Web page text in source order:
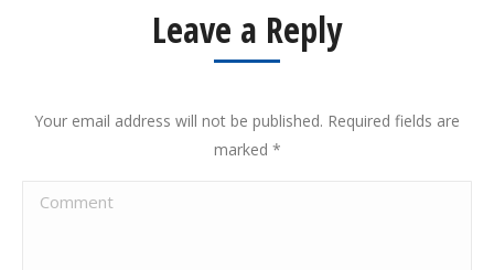
Leave a Reply
Your email address will not be published. Required fields are
marked *
Comment